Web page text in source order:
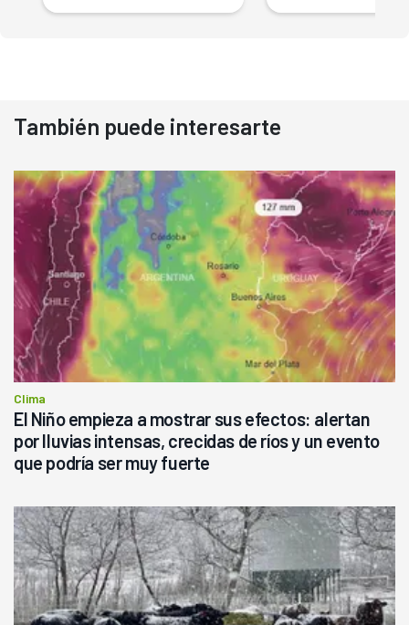
También puede interesarte
Clima
El Niño empieza a mostrar sus efectos: alertan
por lluvias intensas, crecidas de ríos y un evento
que podría ser muy fuerte